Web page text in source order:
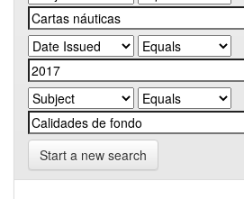
Start a new search